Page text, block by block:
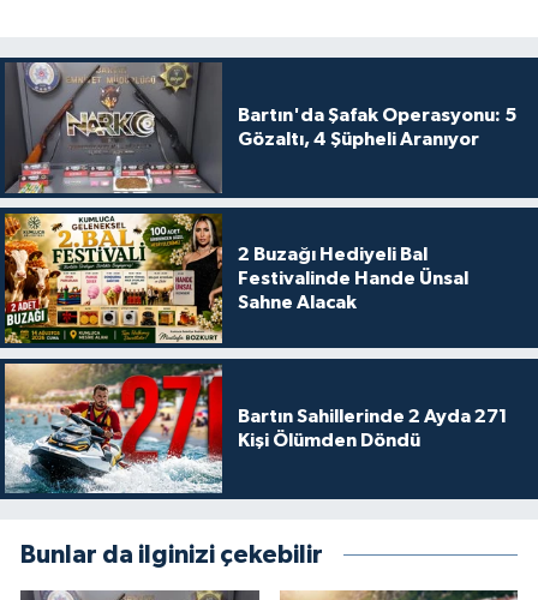
Bartın'da Şafak Operasyonu: 5
Gözaltı, 4 Şüpheli Aranıyor
2 Buzağı Hediyeli Bal
Festivalinde Hande Ünsal
Sahne Alacak
Bartın Sahillerinde 2 Ayda 271
Kişi Ölümden Döndü
Bunlar da ilginizi çekebilir